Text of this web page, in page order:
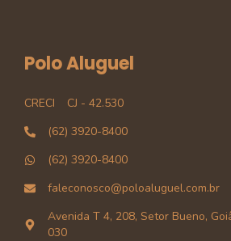
Polo Aluguel
CRECI
CJ - 42.530
(62) 3920-8400
(62) 3920-8400
faleconosco@poloaluguel.com.br
Avenida T 4, 208, Setor Bueno,
030